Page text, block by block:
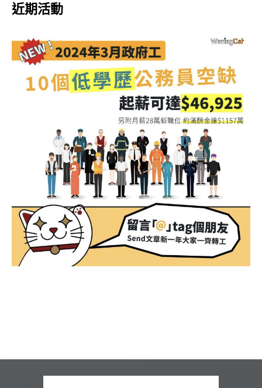
近期活動